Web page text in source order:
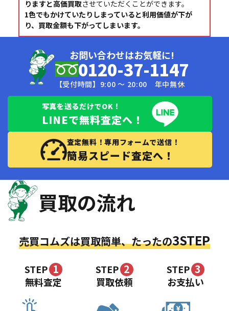
りますと高価買取させていただくことができます。
1色でもかけていたりしまっていると利用価値が下が
り、買取金額も下がってしまいます。
お問い合わせはお気軽に!
0120-37-1147
【受付時間】9:00 〜 20:00 年中無休
写真を送るだけでOK！
LINEで無料査定へ！
査定無料！専用フォームで送信！
簡易スピード査定へ！
買取の流れ
売買コムズは買取簡単、たったの3STEP
STEP 1
無料査定
STEP 2
買取依頼
STEP 3
お支払い